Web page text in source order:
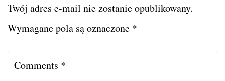
Twój adres e-mail nie zostanie opublikowany.
Wymagane pola są oznaczone *